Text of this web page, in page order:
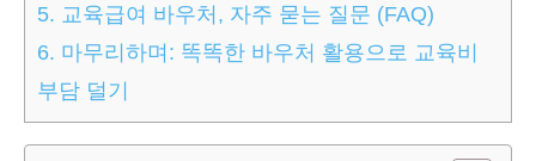
5. 교육급여 바우처, 자주 묻는 질문 (FAQ)
6. 마무리하며: 똑똑한 바우처 활용으로 교육비
부담 덜기